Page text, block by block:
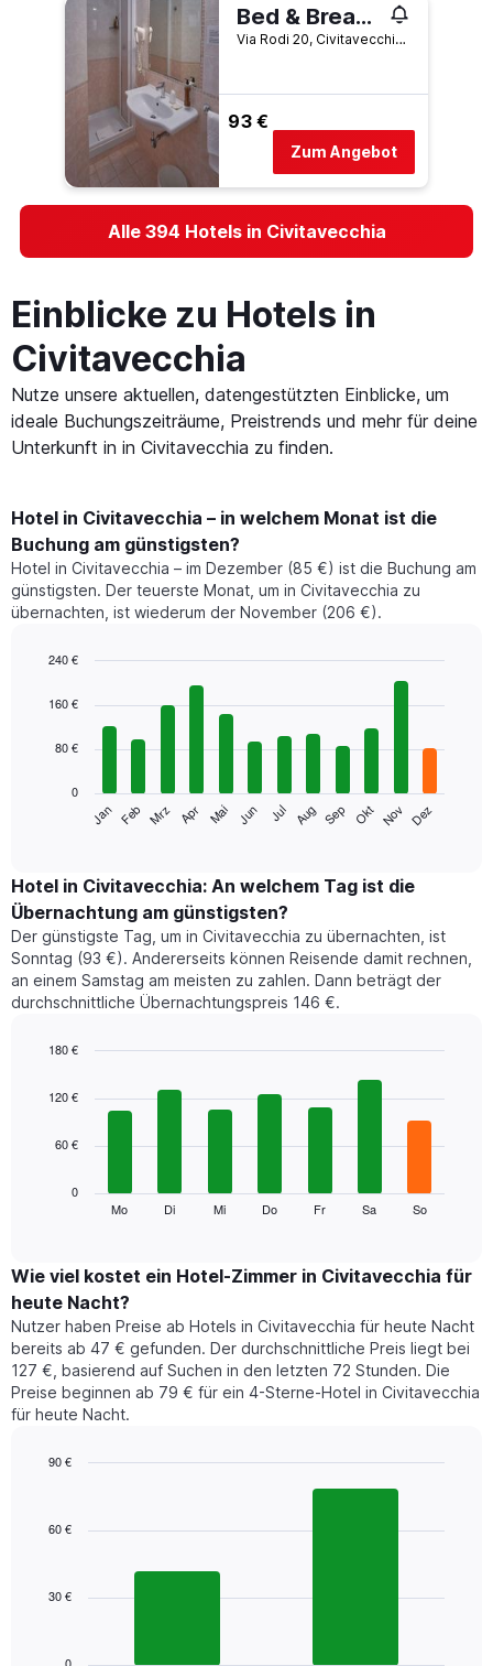
Bed & Breakfast Bel Sole
Via Rodi 20, Civitavecchia, Rome, Italien
93 €
Zum Angebot
Alle 394 Hotels in Civitavecchia
Einblicke zu Hotels in
Civitavecchia
Nutze unsere aktuellen, datengestützten Einblicke, um
ideale Buchungszeiträume, Preistrends und mehr für deine
Unterkunft in in Civitavecchia zu finden.
Hotel in Civitavecchia – in welchem Monat ist die
Buchung am günstigsten?
Hotel in Civitavecchia – im Dezember (85 €) ist die Buchung am
günstigsten. Der teuerste Monat, um in Civitavecchia zu
übernachten, ist wiederum der November (206 €).
chart
bars.
folgende
den
durchschnittlichen
Zimmerpreis
im
jeweiligen
Monat
an.
Diagramm
die
Monate
hat
1
Y-
Achse,
die
den
durchschnittlichen
Zimmerpreis
graphic.
Jan Feb Mrz Apr Mai Jun Jul Aug Sep Okt Nov Dez
0
80 €
160 €
240 €
Hotel in Civitavecchia: An welchem Tag ist die
Übernachtung am günstigsten?
Der günstigste Tag, um in Civitavecchia zu übernachten, ist
Sonntag (93 €). Andererseits können Reisende damit rechnen,
an einem Samstag am meisten zu zahlen. Dann beträgt der
durchschnittliche Übernachtungspreis 146 €.
chart
bars.
den
durchschnittlichen
Preis
eines
Zimmers
für
den
jeweiligen
Das
die
Mo Di Mi Do Fr Sa So
0
60 €
120 €
180 €
Wie viel kostet ein Hotel-Zimmer in Civitavecchia für
heute Nacht?
Nutzer haben Preise ab Hotels in Civitavecchia für heute Nacht
bereits ab 47 € gefunden. Der durchschnittliche Preis liegt bei
127 €, basierend auf Suchen in den letzten 72 Stunden. Die
Preise beginnen ab 79 € für ein 4-Sterne-Hotel in Civitavecchia
für heute Nacht.
with
Das
30 €
60 €
90 €